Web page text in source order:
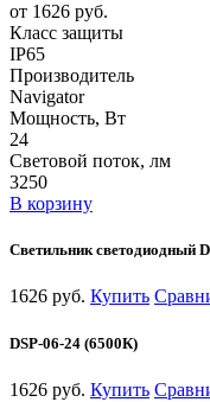
от 1626 руб.
Класс защиты
IP65
Производитель
Navigator
Мощность, Вт
24
Световой поток, лм
3250
В корзину
Светильник светодиодный
1626 руб. Купить
DSP-06-24 (6500К)
1626 руб. Купить